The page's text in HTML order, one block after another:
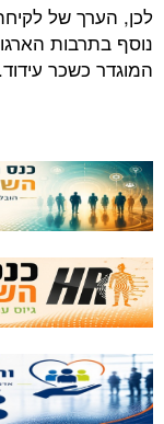
לכן, הערך של
נוסף בתרבות
המוגדר כשכר עידוד.